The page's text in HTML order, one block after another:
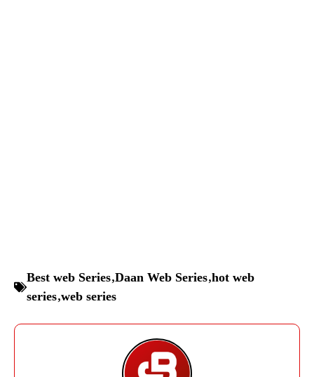
Best web Series,Daan Web Series,hot web
series,web series